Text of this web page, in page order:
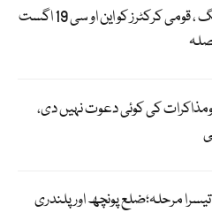
کیریبین پریمیئر لیگ ، قومی کرکٹرز کو این او سی 19 اگست
کی کوئی دعوت نہیں دی،
مرحلہ؛ضلع پونچھ اور پلندری